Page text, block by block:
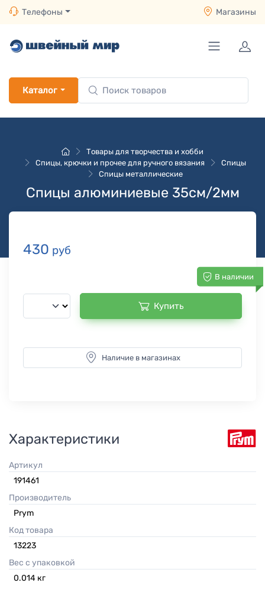
Телефоны Магазины
Каталог
Товары для творчества и хобби
Спицы, крючки и прочее для ручного вязания
Спицы
Спицы металлические
Спицы алюминиевые 35см/2мм
430 руб
В наличии
Купить
Наличие в магазинах
Характеристики
Артикул
191461
Производитель
Prym
Код товара
13223
Вес с упаковкой
0.014 кг